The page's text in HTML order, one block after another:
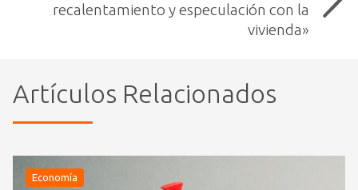
recalentamiento y especulación con la
vivienda»
Artículos Relacionados
Economía